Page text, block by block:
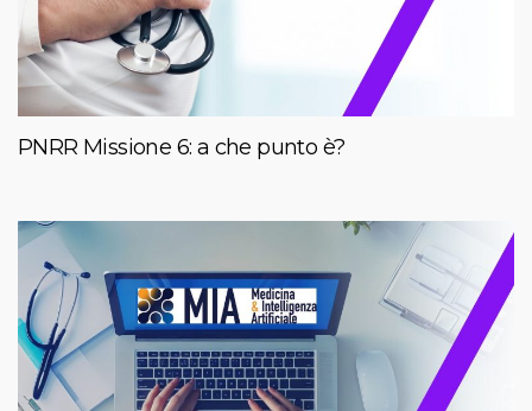
PNRR Missione 6: a che punto è?